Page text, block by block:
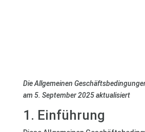
Die Allgemeinen
am 5. September 2025 aktualisiert
1. Einführung